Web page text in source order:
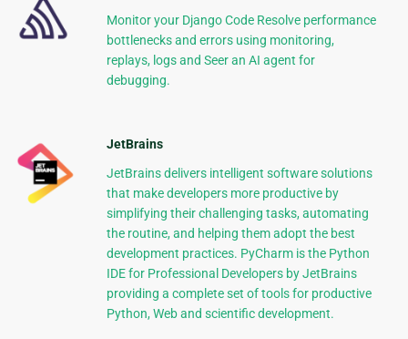
Monitor your Django Code Resolve performance
bottlenecks and errors using monitoring,
replays, logs and Seer an AI agent for
debugging.
JetBrains
JetBrains delivers intelligent software solutions
that make developers more productive by
simplifying their challenging tasks, automating
the routine, and helping them adopt the best
development practices. PyCharm is the Python
IDE for Professional Developers by JetBrains
providing a complete set of tools for productive
Python, Web and scientific development.